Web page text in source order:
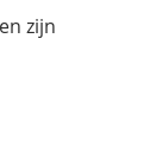
zijn